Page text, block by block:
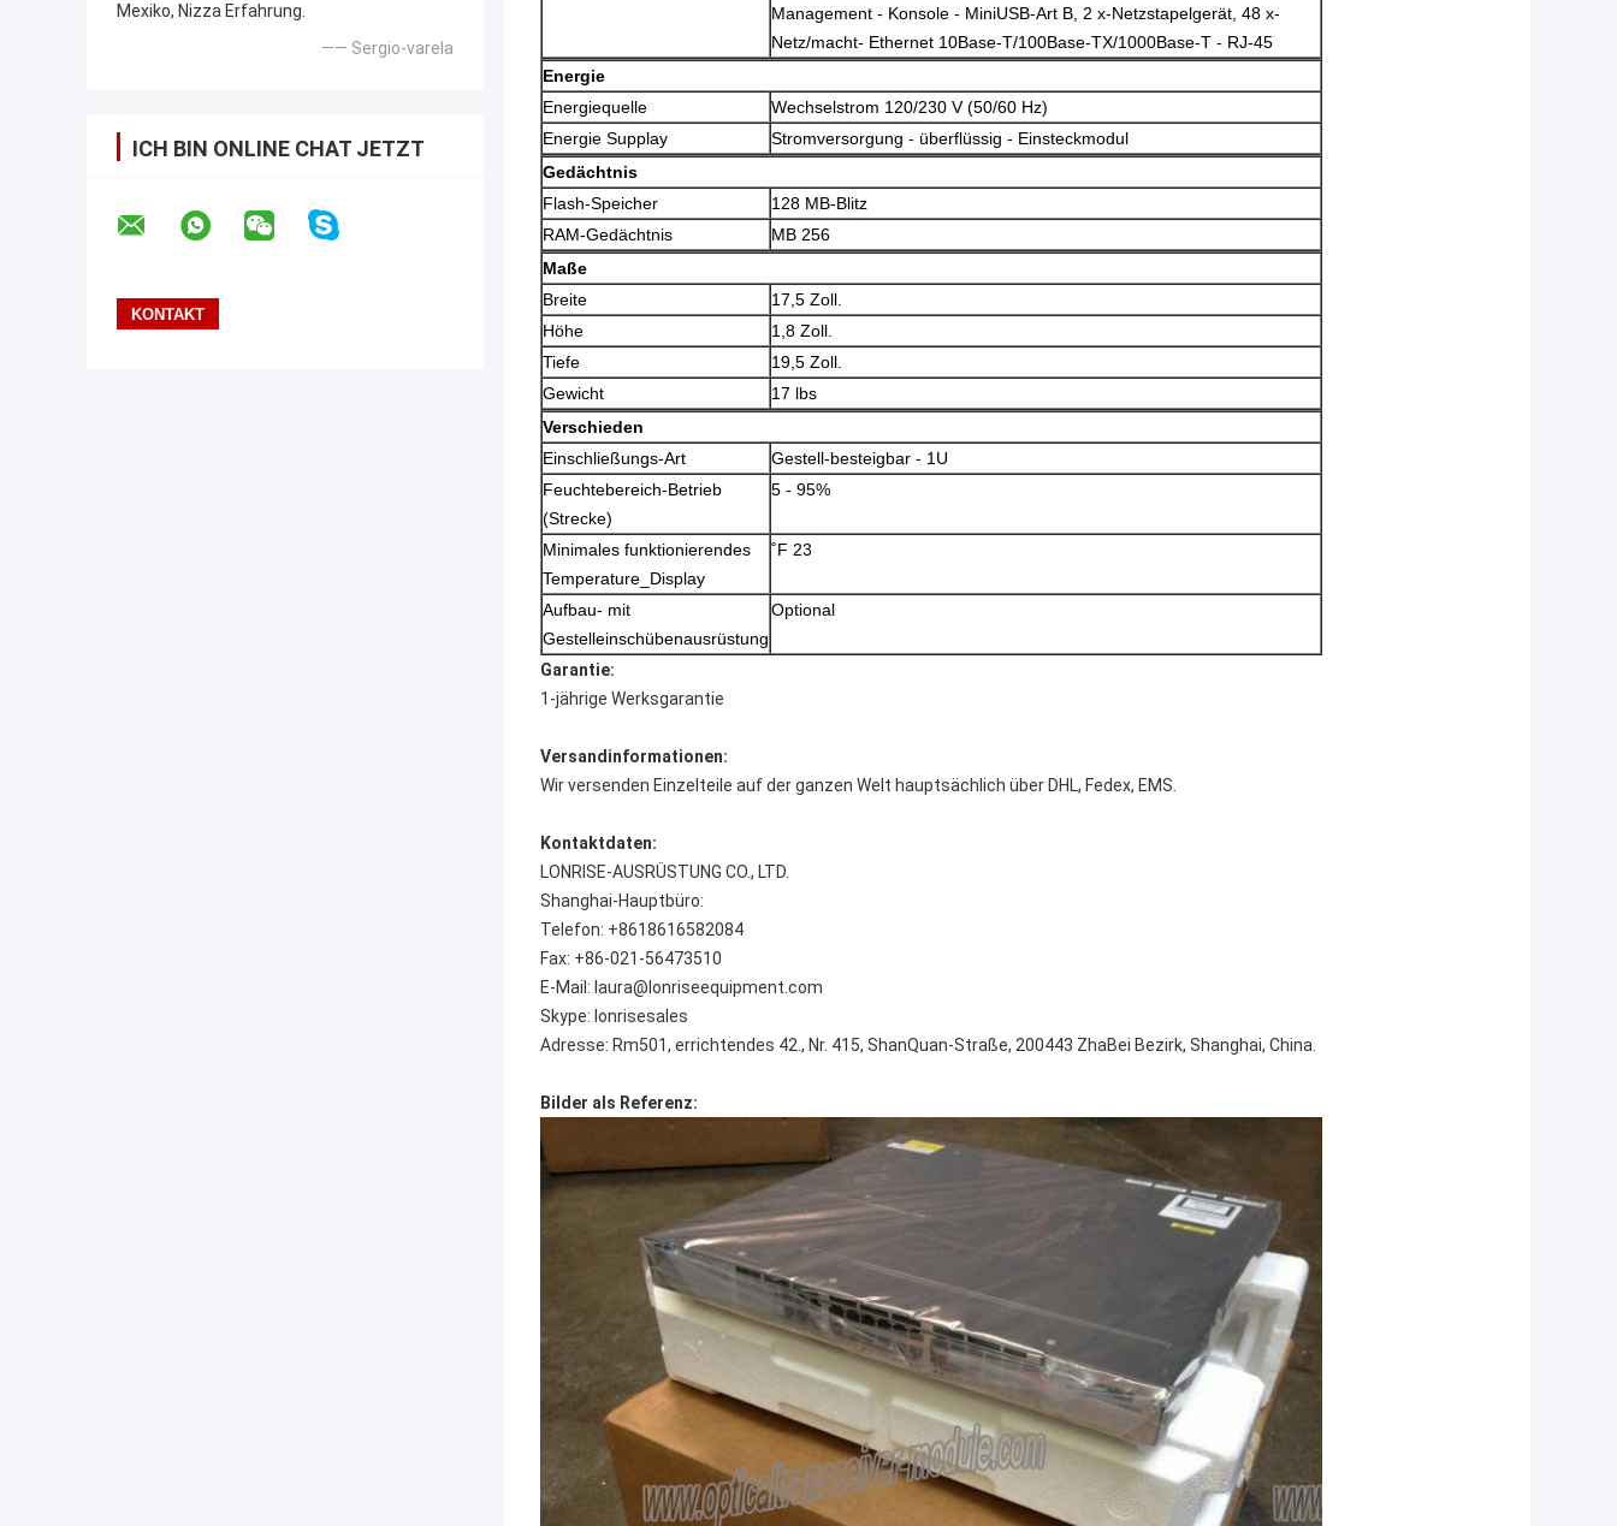
Mexiko, Nizza Erfahrung.
—— Sergio-varela
ICH BIN ONLINE CHAT JETZT
Management - Konsole - MiniUSB-Art B, 2 x-Netzstapelgerät, 48 x-
Netz/macht- Ethernet 10Base-T/100Base-TX/1000Base-T - RJ-45
Energie
Energiequelle
Wechselstrom 120/230 V (50/60 Hz)
Energie Supplay
Stromversorgung - überflüssig - Einsteckmodul
Gedächtnis
Flash-Speicher
128 MB-Blitz
RAM-Gedächtnis
MB 256
Maße
Breite
17,5 Zoll.
Höhe
1,8 Zoll.
Tiefe
19,5 Zoll.
Gewicht
17 lbs
Verschieden
Einschließungs-Art
Gestell-besteigbar - 1U
Feuchtebereich-Betrieb
(Strecke)
5 - 95%
Minimales funktionierendes
Temperature_Display
˚F 23
Aufbau- mit
Gestelleinschübenausrüstung
Optional
Garantie:
1-jährige Werksgarantie
Versandinformationen:
Wir versenden Einzelteile auf der ganzen Welt hauptsächlich über DHL, Fedex, EMS.
Kontaktdaten:
LONRISE-AUSRÜSTUNG CO., LTD.
Shanghai-Hauptbüro:
Telefon: +8618616582084
Fax: +86-021-56473510
E-Mail: laura@lonriseequipment.com
Skype: lonrisesales
Adresse: Rm501, errichtendes 42., Nr. 415, ShanQuan-Straße, 200443 ZhaBei Bezirk, Shanghai, China.
Bilder als Referenz: